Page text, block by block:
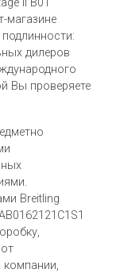
магазине
дилеров
Вы проверяете
Breitling
компании,